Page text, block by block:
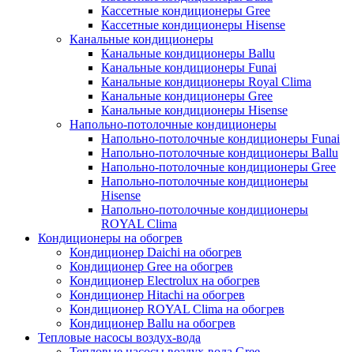
Кассетные кондиционеры Gree
Кассетные кондиционеры Hisense
Канальные кондиционеры
Канальные кондиционеры Ballu
Канальные кондиционеры Funai
Канальные кондиционеры Royal Clima
Канальные кондиционеры Gree
Канальные кондиционеры Hisense
Напольно-потолочные кондиционеры
Напольно-потолочные кондиционеры Funai
Напольно-потолочные кондиционеры Ballu
Напольно-потолочные кондиционеры Gree
Напольно-потолочные кондиционеры
Hisense
Напольно-потолочные кондиционеры
ROYAL Clima
Кондиционеры на обогрев
Кондиционер Daichi на обогрев
Кондиционер Gree на обогрев
Кондиционер Electrolux на обогрев
Кондиционер Hitachi на обогрев
Кондиционер ROYAL Clima на обогрев
Кондиционер Ballu на обогрев
Тепловые насосы воздух-вода